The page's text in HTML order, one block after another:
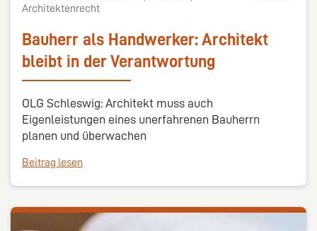
Architektenrecht
Bauherr als Handwerker: Architekt
bleibt in der Verantwortung
OLG Schleswig: Architekt muss auch
Eigenleistungen eines unerfahrenen Bauherrn
planen und überwachen
Beitrag lesen